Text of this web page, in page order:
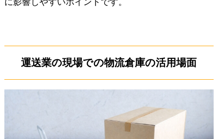
に影響しやすいポイントです。
運送業の現場での物流倉庫の活用場面